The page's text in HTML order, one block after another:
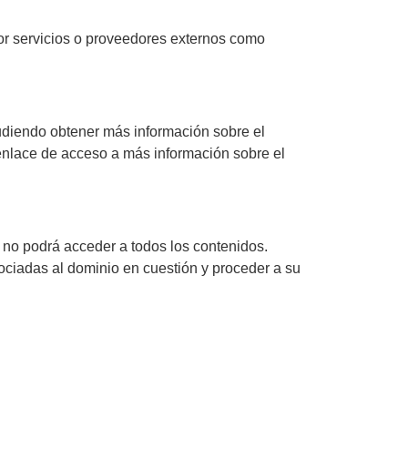
servicios o proveedores externos como
obtener más información sobre el
de acceso a más información sobre el
podrá acceder a todos los contenidos.
al dominio en cuestión y proceder a su